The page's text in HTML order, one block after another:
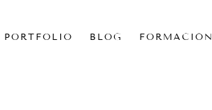
PORTFOLIO BLOG FORMACIÓN